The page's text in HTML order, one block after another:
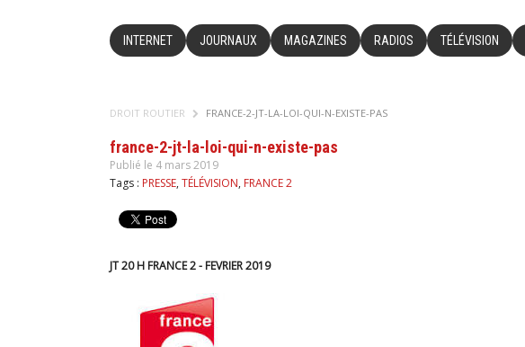
INTERNET JOURNAUX MAGAZINES RADIOS TÉLÉVISION
DROIT ROUTIER FRANCE-2-JT-LA-LOI-QUI-N-EXISTE-PAS
france-2-jt-la-loi-qui-n-existe-pas
Publié le 4 mars 2019
Tags : PRESSE, TÉLÉVISION, FRANCE 2
JT 20 H FRANCE 2 - FEVRIER 2019